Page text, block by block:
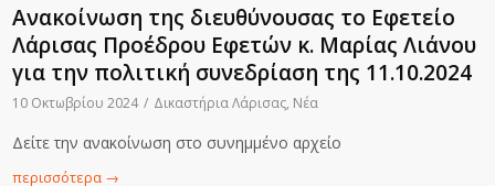
Ανακοίνωση της διευθύνουσας το Εφετείο
Λάρισας Προέδρου Εφετών κ. Μαρίας Λιάνου
για την πολιτική συνεδρίαση της 11.10.2024
10 Οκτωβρίου 2024 / Δικαστήρια Λάρισας, Νέα
Δείτε την ανακοίνωση στο συνημμένο αρχείο
περισσότερα →